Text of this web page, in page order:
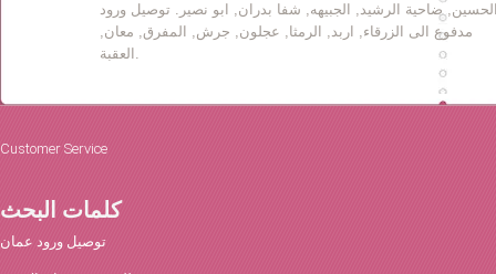
ضاحية الرشيد, الجبيهه, شفا بدران, ابو نصير. توصيل ورود
مدفوع الى الزرقاء, اربد, الرمثا, عجلون, جرش, المفرق, معان,
Customer Service
كلمات البحث
توصيل ورود عمان